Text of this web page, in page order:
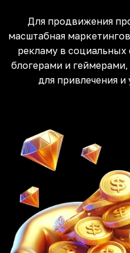
Для продвижения
масштабная
рекламу в социальных
блогерами и
для привлечения